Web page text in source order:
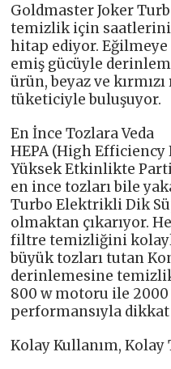
Goldmaster Joker
temizlik için
hitap ediyor.
emiş gücüyle
ürün, beyaz ve
tüketiciyle buluşuyor.
En İnce Tozlara Veda
HEPA (High
Yüksek Etkinlikte
en ince tozları bile
Turbo Elektrikli Dik
olmaktan çıkarıyor.
filtre temizliğini
büyük tozları tutan
derinlemesine
800 w motoru ile
performansıyla
Kolay Kullanım,